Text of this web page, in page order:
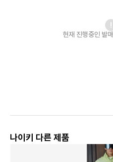
현재 진행중인 발매
나이키 다른 제품